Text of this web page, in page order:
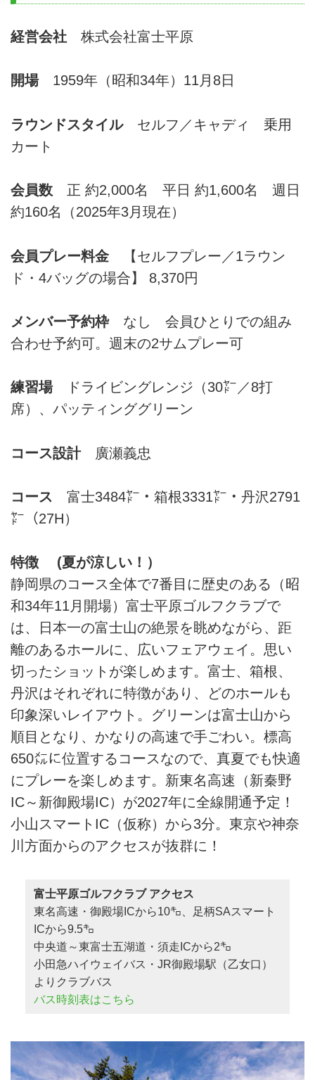
経営会社 株式会社富士平原
開場1959年（昭和34年）11月8日
ラウンドスタイルセルフ／キャディ 乗用
カート
会員数 正 約2,000名 平日 約1,600名 週日
約160名（2025年3月現在）
会員プレー料金 【セルフプレー／1ラウン
ド・4バッグの場合】 8,370円
メンバー予約枠なし 会員ひとりでの組み
合わせ予約可。週末の2サムプレー可
練習場ドライビングレンジ（30㍎／8打
席）、パッティンググリーン
コース設計廣瀬義忠
コース 富士3484㍎・箱根3331㍎・丹沢2791
㍎（27H）
特徴 (夏が涼しい！）
静岡県のコース全体で7番目に歴史のある（昭
和34年11月開場）富士平原ゴルフクラブで
は、日本一の富士山の絶景を眺めながら、距
離のあるホールに、広いフェアウェイ。思い
切ったショットが楽しめます。富士、箱根、
丹沢はそれぞれに特徴があり、どのホールも
印象深いレイアウト。グリーンは富士山から
順目となり、かなりの高速で手ごわい。標高
650㍍に位置するコースなので、真夏でも快適
にプレーを楽しめます。新東名高速（新秦野
IC～新御殿場IC）が2027年に全線開通予定！
小山スマートIC（仮称）から3分。東京や神奈
川方面からのアクセスが抜群に！
富士平原ゴルフクラブ アクセス
東名高速・御殿場ICから10㌔、足柄SAスマート
ICから9.5㌔
中央道～東富士五湖道・須走ICから2㌔
小田急ハイウェイバス・JR御殿場駅（乙女口）
よりクラブバス
バス時刻表はこちら